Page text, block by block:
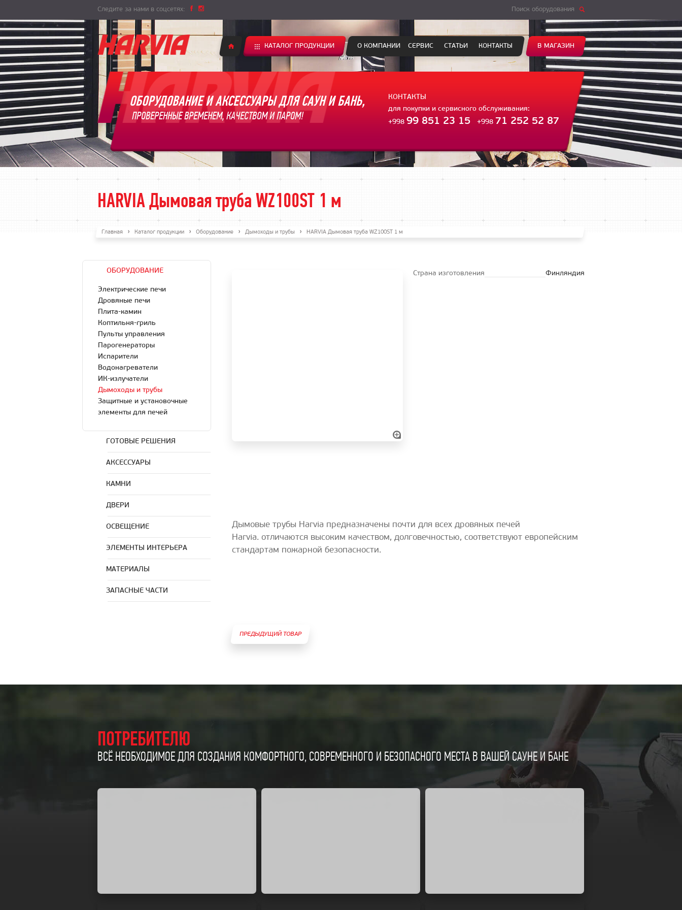
Следите за нами в соцсетях: Поиск оборудования
КАТАЛОГ ПРОДУКЦИИ О КОМПАНИИ СЕРВИС СТАТЬИ КОНТАКТЫ В МАГАЗИН
ОБОРУДОВАНИЕ И АКСЕССУАРЫ ДЛЯ САУН И БАНЬ,
ПРОВЕРЕННЫЕ ВРЕМЕНЕМ, КАЧЕСТВОМ И ПАРОМ!
КОНТАКТЫ
для покупки и сервисного обслуживания:
+998 99 851 23 15 +998 71 252 52 87
HARVIA Дымовая труба WZ100ST 1 м
Главная Каталог продукции Оборудование Дымоходы и трубы HARVIA Дымовая труба WZ100ST 1 м
ОБОРУДОВАНИЕ
Электрические печи
Дровяные печи
Плита-камин
Коптильня-гриль
Пульты управления
Парогенераторы
Испарители
Водонагреватели
ИК-излучатели
Дымоходы и трубы
Защитные и установочные
элементы для печей
ГОТОВЫЕ РЕШЕНИЯ
АКСЕССУАРЫ
КАМНИ
ДВЕРИ
ОСВЕЩЕНИЕ
ЭЛЕМЕНТЫ ИНТЕРЬЕРА
МАТЕРИАЛЫ
ЗАПАСНЫЕ ЧАСТИ
Страна изготовления Финляндия
Дымовые трубы Harvia предназначены почти для всех дровяных печей
Harvia. отличаются высоким качеством, долговечностью, соответствуют европейским
стандартам пожарной безопасности.
ПРЕДЫДУЩИЙ ТОВАР
ПОТРЕБИТЕЛЮ
ВСЁ НЕОБХОДИМОЕ ДЛЯ СОЗДАНИЯ КОМФОРТНОГО, СОВРЕМЕННОГО И БЕЗОПАСНОГО МЕСТА В ВАШЕЙ САУНЕ И БАНЕ